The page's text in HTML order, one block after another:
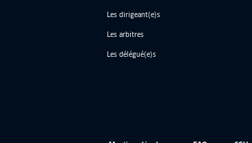
Les dirigeant(e)s
Les arbitres
Les délégué(e)s